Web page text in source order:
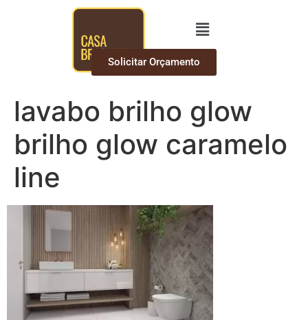
Solicitar Orçamento
lavabo brilho glow
brilho glow caramelo
line